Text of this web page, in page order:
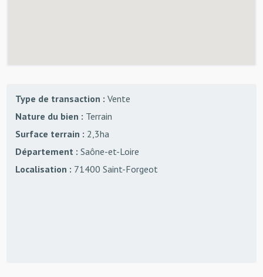
Type de transaction : Vente
Nature du bien : Terrain
Surface terrain : 2,3ha
Département : Saône-et-Loire
Localisation : 71400 Saint-Forgeot